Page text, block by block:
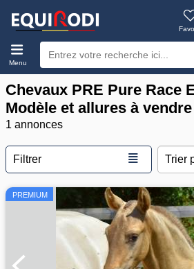
Menu
Chevaux PRE Pure Race
Modèle et allures à vendre
1 annonces
Filtrer ≣
PREMIUM